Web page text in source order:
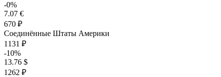
-0%
7.07 €
670 ₽
Соединённые Штаты Америки
1131 ₽
-10%
13.76 $
1262 ₽